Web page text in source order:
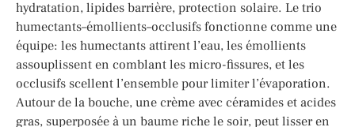
hydratation, lipides barrière, protection solaire. Le trio
humectants–émollients–occlusifs fonctionne comme une
équipe: les humectants attirent l’eau, les émollients
assouplissent en comblant les micro-fissures, et les
occlusifs scellent l’ensemble pour limiter l’évaporation.
Autour de la bouche, une crème avec céramides et acides
gras, superposée à un baume riche le soir, peut lisser en